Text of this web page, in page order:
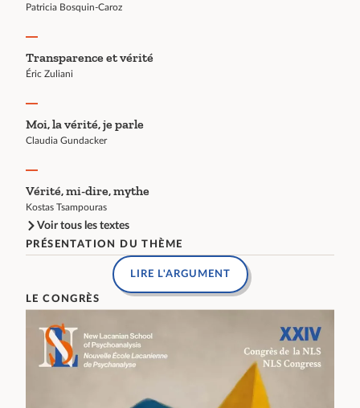
Patricia Bosquin-Caroz
Transparence et vérité
Éric Zuliani
Moi, la vérité, je parle
Claudia Gundacker
Vérité, mi-dire, mythe
Kostas Tsampouras
Voir tous les textes
PRÉSENTATION DU THÈME
LIRE L'ARGUMENT
LE CONGRÈS